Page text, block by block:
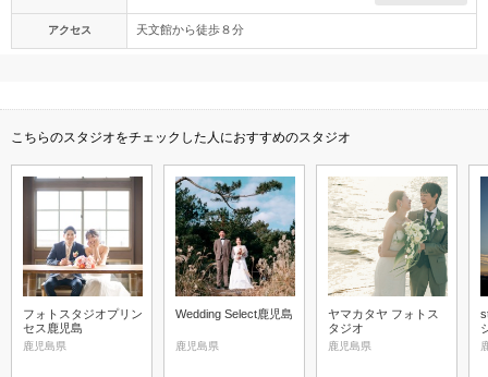
アクセス 天文館から徒歩８分
こちらのスタジオをチェックした人におすすめのスタジオ
フォトスタジオプリン
セス鹿児島
鹿児島県
Wedding Select鹿児島
鹿児島県
ヤマカタヤ フォトス
タジオ
鹿児島県